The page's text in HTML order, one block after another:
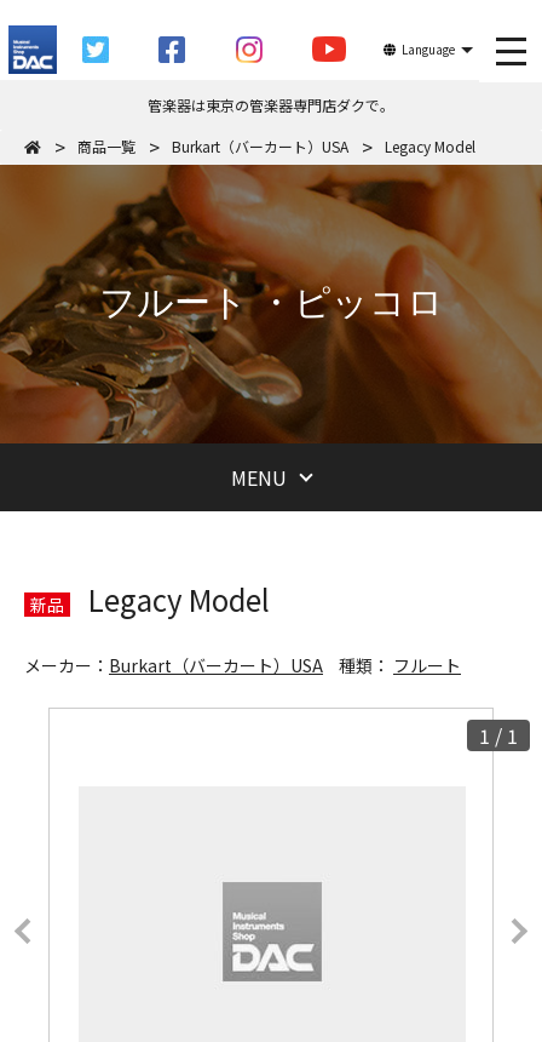
Language
管楽器は東京の管楽器専門店ダクで。
商品一覧
Burkart（バーカート）USA Legacy Model
フルート ・ピッコロ
MENU
新品 Legacy Model
メーカー： Burkart（バーカート）USA 種類： フルート
1 / 1